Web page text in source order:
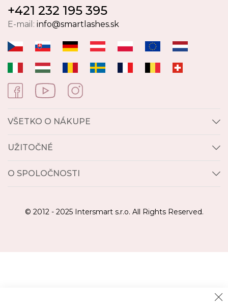
+421 232 195 395
E-mail: info@smartlashes.sk
VŠETKO O NÁKUPE
UŽITOČNÉ
O SPOLOČNOSTI
© 2012 - 2025 Intersmart s.r.o. All Rights Reserved.